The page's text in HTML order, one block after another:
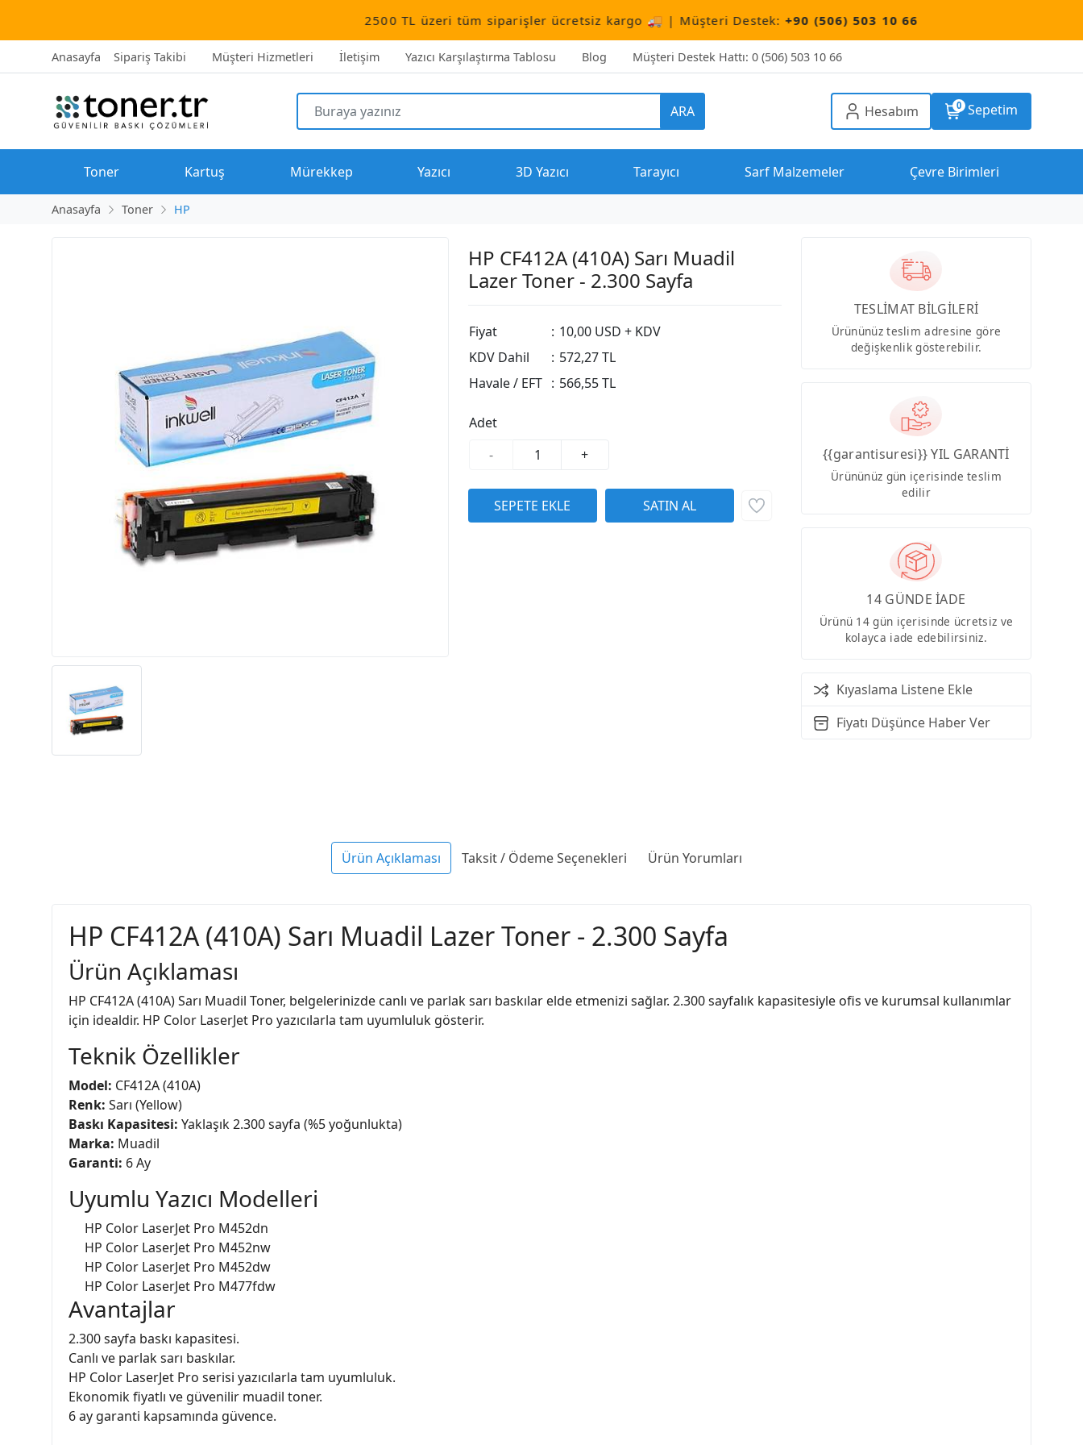
2500 TL üzeri tüm siparişler ücretsiz kargo 🚚 | Müşteri Destek:+90 (506) 503 10 66
Anasayfa Sipariş Takibi Müşteri Hizmetleri İletişim Yazıcı Karşılaştırma Tablosu Blog Müşteri Destek Hattı: 0 (506) 503 10 66
ARA Hesabım 0 Sepetim
Toner Kartuş Mürekkep Yazıcı 3D Yazıcı Tarayıcı Sarf Malzemeler Çevre Birimleri
Anasayfa Toner HP
HP CF412A (410A) Sarı Muadil
Lazer Toner - 2.300 Sayfa
Fiyat : 10,00 USD + KDV
KDV Dahil
: 572,27 TL
Havale / EFT : 566,55 TL
Adet
-
+
TESLİMAT BİLGİLERİ
Ürününüz teslim adresine göre
değişkenlik gösterebilir.
{{garantisuresi}} YIL GARANTİ
Ürününüz gün içerisinde teslim
edilir
14 GÜNDE İADE
Ürünü 14 gün içerisinde ücretsiz ve
kolayca iade edebilirsiniz.
Kıyaslama Listene Ekle
Fiyatı Düşünce Haber Ver
Ürün Açıklaması Taksit / Ödeme Seçenekleri Ürün Yorumları
HP CF412A (410A) Sarı Muadil Lazer Toner - 2.300 Sayfa
Ürün Açıklaması
HP CF412A (410A) Sarı Muadil Toner, belgelerinizde canlı ve parlak sarı baskılar elde etmenizi sağlar. 2.300 sayfalık kapasitesiyle ofis ve kurumsal kullanımlar
için idealdir. HP Color LaserJet Pro yazıcılarla tam uyumluluk gösterir.
Teknik Özellikler
Model: CF412A (410A)
Renk: Sarı (Yellow)
Baskı Kapasitesi: Yaklaşık 2.300 sayfa (%5 yoğunlukta)
Marka: Muadil
Garanti: 6 Ay
Uyumlu Yazıcı Modelleri
HP Color LaserJet Pro M452dn
HP Color LaserJet Pro M452nw
HP Color LaserJet Pro M452dw
HP Color LaserJet Pro M477fdw
Avantajlar
2.300 sayfa baskı kapasitesi.
Canlı ve parlak sarı baskılar.
HP Color LaserJet Pro serisi yazıcılarla tam uyumluluk.
Ekonomik fiyatlı ve güvenilir muadil toner.
6 ay garanti kapsamında güvence.